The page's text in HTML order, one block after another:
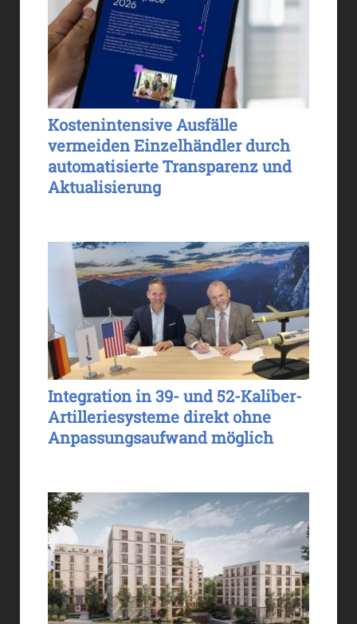
Kostenintensive Ausfälle
vermeiden Einzelhändler durch
automatisierte Transparenz und
Aktualisierung
Integration in 39- und 52-Kaliber-
Artilleriesysteme direkt ohne
Anpassungsaufwand möglich